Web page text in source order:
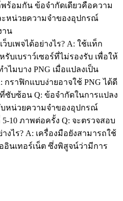
ร้อมกัน ข้อจำกัดเดียวคือความ
ะหน่วยความจำของอุปกรณ์
าน
ว็บเพจได้อย่างไร? A: ใช้แท็ก
รับเบราว์เซอร์ที่ไม่รองรับ เพื่อให้
ไมบาง PNG เมื่อแปลงเป็น
ราฟิกแบบง่ายอาจใช้ PNG ได้ดี
ซับซ้อน Q: ข้อจำกัดในการแปลง
หน่วยความจำของอุปกรณ์
10 ภาพต่อครั้ง Q: จะตรวจสอบ
งไร? A: เครื่องมือยังสามารถใช้
อินเทอร์เน็ต ซึ่งพิสูจน์ว่ามีการ